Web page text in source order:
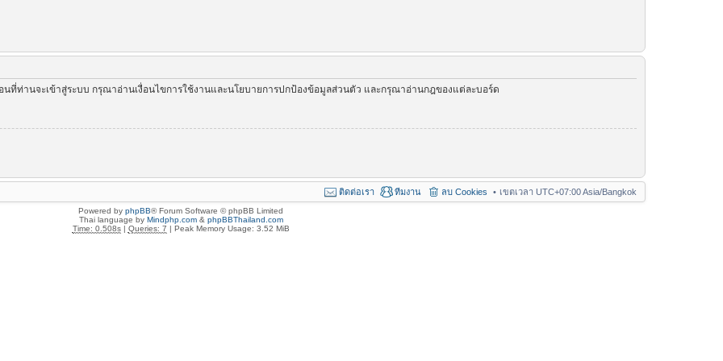
ที่ท่านจะเข้าสู่ระบบ กรุณาอ่านเงื่อนไขการใช้งานและนโยบายการปกป้องข้อมูลส่วนตัว และกรุณาอ่านกฎของแต่ละบอร์ด
เขตเวลา UTC+07:00 Asia/Bangkok
ลบ Cookies
ทีมงาน
ติดต่อเรา
Powered by phpBB® Forum Software © phpBB Limited
Thai language by Mindphp.com& phpBBThailand.com
Time: 0.508s| Queries: 7 | Peak Memory Usage: 3.52 MiB